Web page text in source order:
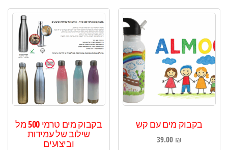
בקבוק מים עם קש
39.00 ₪
בקבוק מים טרמי 500 מל
שילוב של עמידות
וביצועים